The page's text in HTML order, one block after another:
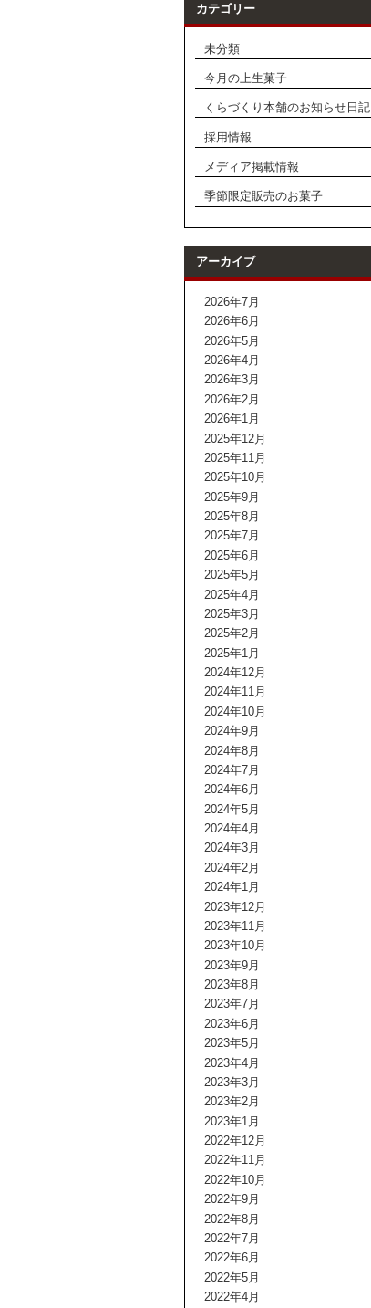
カテゴリー
未分類
今月の上生菓子
くらづくり本舗のお知らせ日記
採用情報
メディア掲載情報
季節限定販売のお菓子
アーカイブ
2026年7月
2026年6月
2026年5月
2026年4月
2026年3月
2026年2月
2026年1月
2025年12月
2025年11月
2025年10月
2025年9月
2025年8月
2025年7月
2025年6月
2025年5月
2025年4月
2025年3月
2025年2月
2025年1月
2024年12月
2024年11月
2024年10月
2024年9月
2024年8月
2024年7月
2024年6月
2024年5月
2024年4月
2024年3月
2024年2月
2024年1月
2023年12月
2023年11月
2023年10月
2023年9月
2023年8月
2023年7月
2023年6月
2023年5月
2023年4月
2023年3月
2023年2月
2023年1月
2022年12月
2022年11月
2022年10月
2022年9月
2022年8月
2022年7月
2022年6月
2022年5月
2022年4月